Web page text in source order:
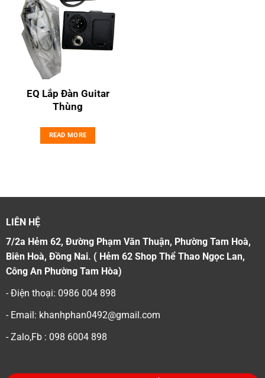
EQ Lắp Đàn Guitar
Thùng
READ MORE
LIÊN HỆ
7/2a Hẻm 62, Đường Phạm Văn Thuận, Phường Tam Hoà,
Biên Hoà, Đồng Nai. ( Hẻm 62 Shop Thể Thao Ngọc Lan,
Công An Phường Tam Hòa)
- Điện thoại: 0986 004 898
- Email: khanhphan0492@gmail.com
- Zalo,Fb : 098 6004 898